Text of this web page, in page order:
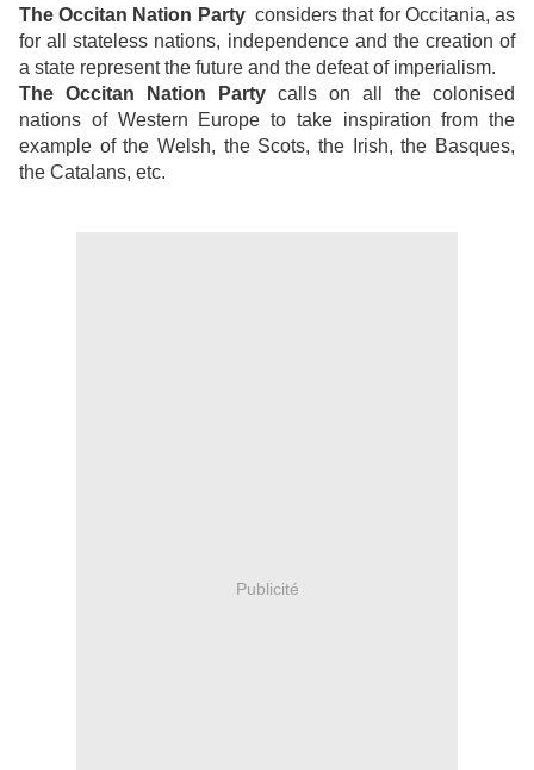
The Occitan Nation Partyconsiders that for Occitania, as
for all stateless nations, independence and the creation of
a state represent the future and the defeat of imperialism.
The Occitan Nation Party calls on all the colonised
nations of Western Europe to take inspiration from the
example of the Welsh, the Scots, the Irish, the Basques,
the Catalans, etc.
Publicité